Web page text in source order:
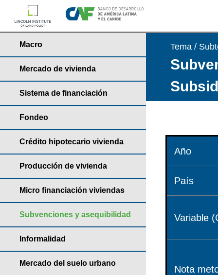
Macro
Mercado de vivienda
Sistema de financiación
Fondeo
Crédito hipotecario vivienda
Producción de vivienda
Micro financiación viviendas
Subvenciones y asequibilidad
Informalidad
Mercado del suelo urbano
Tema /
Año
País
Variable
Nota